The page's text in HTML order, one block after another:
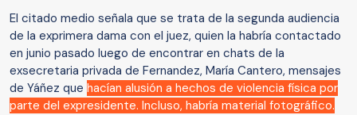
El citado medio señala que se trata de la segunda audiencia
de la exprimera dama con el juez, quien la habría contactado
en junio pasado luego de encontrar en chats de la
exsecretaria privada de Fernandez, María Cantero, mensajes
de Yáñez que hacían alusión a hechos de violencia física por
parte del expresidente. Incluso, habría material fotográfico.